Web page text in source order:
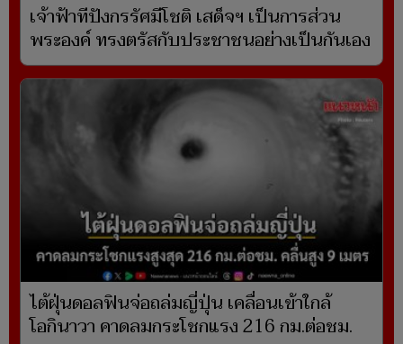
เจ้าฟ้าทีปังกรรัศมีโชติ เสด็จฯ เป็นการส่วน
พระองค์ ทรงตรัสกับประชาชนอย่างเป็นกันเอง
ไต้ฝุ่นดอลฟินจ่อถล่มญี่ปุ่น เคลื่อนเข้าใกล้
โอกินาวา คาดลมกระโชกแรง 216 กม.ต่อชม.